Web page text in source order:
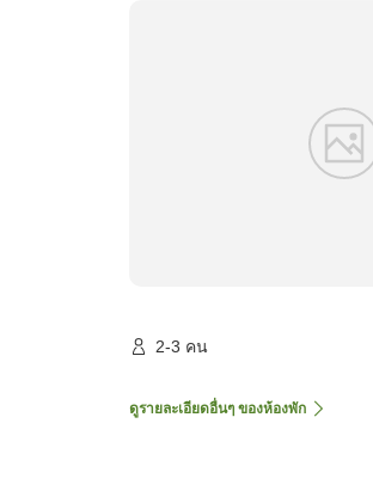
2-3 คน
ดูรายละเอียดอื่นๆ ของห้องพัก